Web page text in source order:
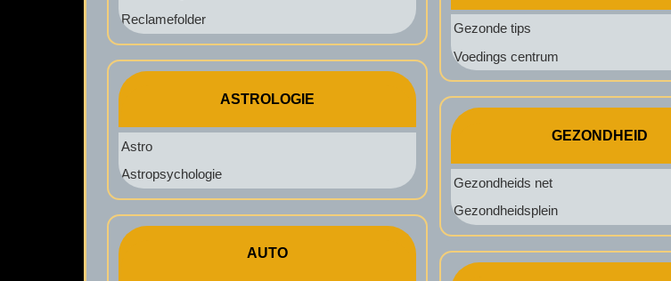
Reclamefolder
ASTROLOGIE
Astro
Astropsychologie
AUTO
Gezonde tips
Voedings centrum
GEZONDHEID
Gezondheids net
Gezondheidsplein